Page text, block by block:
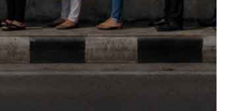
August 7, 2026